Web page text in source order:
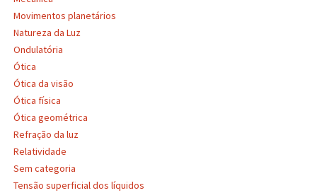
Movimentos planetários
Natureza da Luz
Ondulatória
Ótica
Ótica da visão
Ótica física
Ótica geométrica
Refração da luz
Relatividade
Sem categoria
Tensão superficial dos líquidos